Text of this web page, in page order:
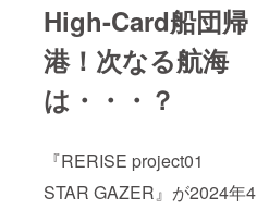
High-Card船団帰
港！次なる航海
は・・・？
『RERISE project01
STAR GAZER』が2024年4